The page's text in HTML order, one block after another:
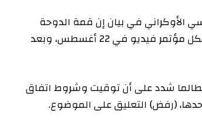
الأوكراني في بيان إن قمة الدوحة
أجّلت “بسبب الوضع في الشرق الأوسط”، لكنها ستعقد في شكل مؤتمر فيديو في 22 أغسطس، وبعد
لطالما شدد على أن توقيت وشروط اتفاق
(رفض) التعليق على الموضوع.